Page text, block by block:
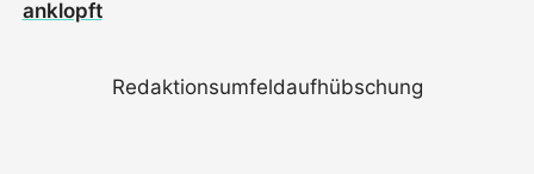
anklopft
Redaktionsumfeldaufhübschung